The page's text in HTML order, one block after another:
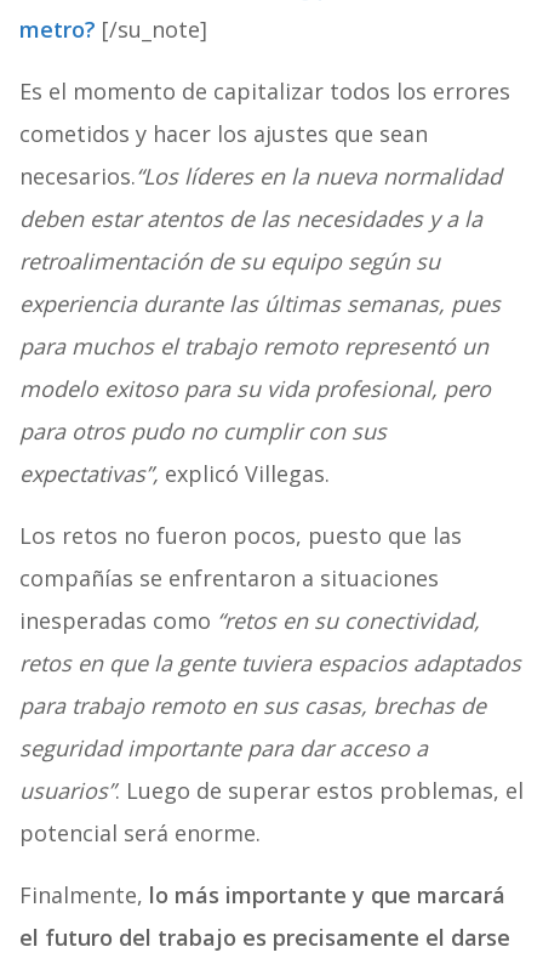
metro? [/su_note]
Es el momento de capitalizar todos los errores
cometidos y hacer los ajustes que sean
necesarios.“Los líderes en la nueva normalidad
deben estar atentos de las necesidades y a la
retroalimentación de su equipo según su
experiencia durante las últimas semanas, pues
para muchos el trabajo remoto representó un
modelo exitoso para su vida profesional, pero
para otros pudo no cumplir con sus
expectativas”, explicó Villegas.
Los retos no fueron pocos, puesto que las
compañías se enfrentaron a situaciones
inesperadas como “retos en su conectividad,
retos en que la gente tuviera espacios adaptados
para trabajo remoto en sus casas, brechas de
seguridad importante para dar acceso a
usuarios”. Luego de superar estos problemas, el
potencial será enorme.
Finalmente, lo más importante y que marcará
el futuro del trabajo es precisamente el darse